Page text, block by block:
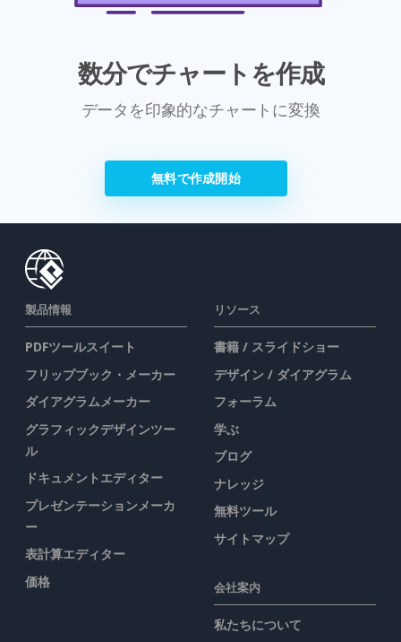
数分でチャートを作成
データを印象的なチャートに変換
無料で作成開始
製品情報
PDFツールスイート
フリップブック・メーカー
ダイアグラムメーカー
グラフィックデザインツー
ル
ドキュメントエディター
プレゼンテーションメーカ
ー
表計算エディター
価格
リソース
書籍 / スライドショー
デザイン / ダイアグラム
フォーラム
学ぶ
ブログ
ナレッジ
無料ツール
サイトマップ
会社案内
私たちについて